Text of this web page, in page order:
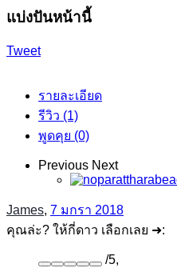
แบ่งปันหน้านี้
Tweet
รายละเอียด
รีวิว (1)
พูดคุย (0)
Previous Next
James, 7 มกรา 2018
คุณล่ะ? ให้กี่ดาว เลือกเลย ➜:
/5,